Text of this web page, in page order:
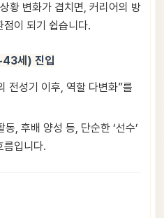
황 변화가 겹치면, 커리어의 방
이 되기 쉽습니다.
세) 진입
전성기 이후, 역할 다변화”를
, 후배 양성 등, 단순한 ‘선수’
름입니다.